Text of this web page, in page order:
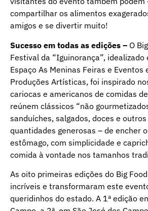
compartilhar os alimentos
amigos e se divertir muito!
Sucesso em todas as edições – O
Festival da “Iguinorança”,
Espaço As Meninas Feiras e Eventos
Produções Artísticas, foi inspirado
cariocas e americanos de comidas
reúnem clássicos “não
sanduíches, salgados, doces e
quantidades generosas – de encher
estômago, com simplicidade e
comida à vontade nos tamanhos
As oito primeiras edições do Big
incríveis e transformaram este
queridinhos do estado. A 1ª edição